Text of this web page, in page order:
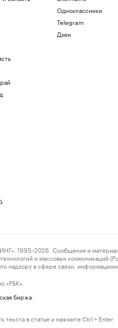
Одноклассники
Telegram
Дзен
Сообщения и материалы
и массовых коммуникаций
надзору в сфере связи,
«РБК».
биржа
в статье и нажмите Ctrl + Enter